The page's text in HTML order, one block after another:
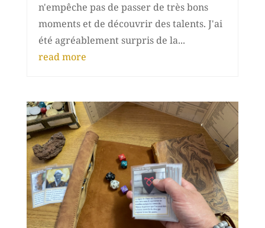
n'empêche pas de passer de très bons
moments et de découvrir des talents. J'ai
été agréablement surpris de la...
read more